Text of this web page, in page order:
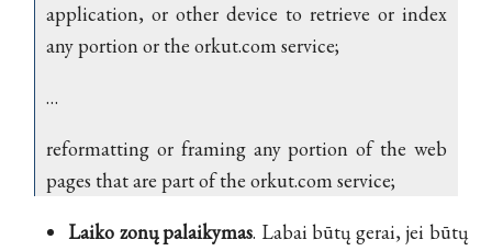
application, or other device to retrieve or index
any portion or the orkut.com service;
…
reformatting or framing any portion of the web
pages that are part of the orkut.com service;
Laiko zonų palaikymas. Labai būtų gerai, jei būtų